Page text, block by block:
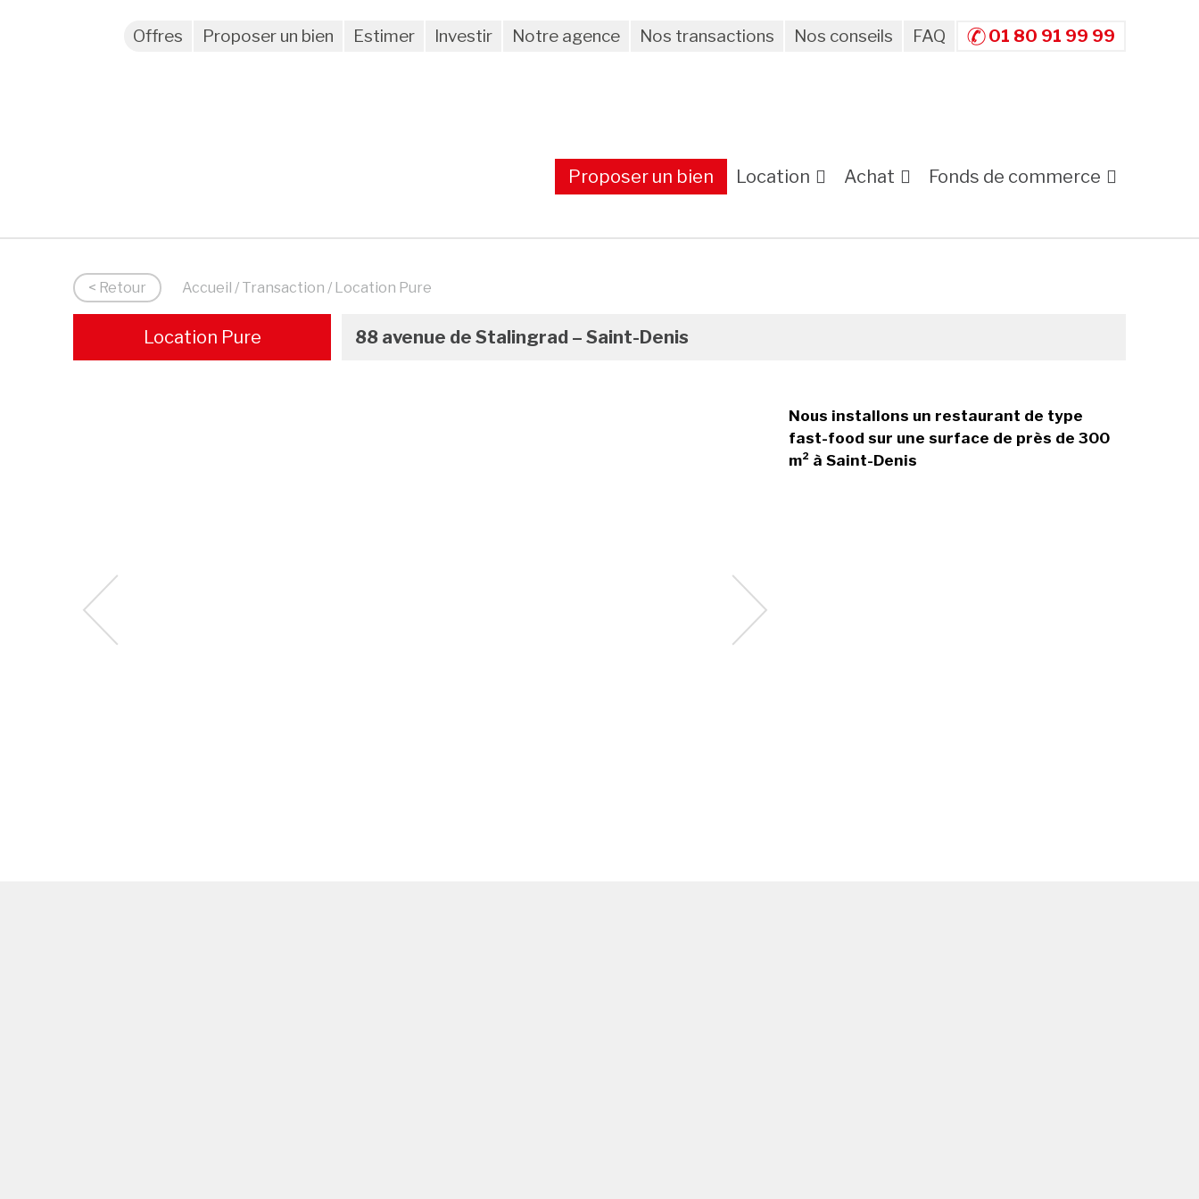
Offres Proposer un bien Estimer Investir Notre agence Nos transactions Nos conseils FAQ 01 80 91 99 99
Proposer un bien Location Achat Fonds de commerce
< Retour Accueil / Transaction / Location Pure
Location Pure 88 avenue de Stalingrad – Saint-Denis
Nous installons un restaurant de type
fast-food sur une surface de près de 300
m² à Saint-Denis